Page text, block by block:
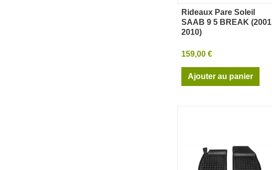
Aperçu rapide
Rideaux Pare Soleil
SAAB 9 5 BREAK (2001
2010)
159,00 €
Ajouter au panier